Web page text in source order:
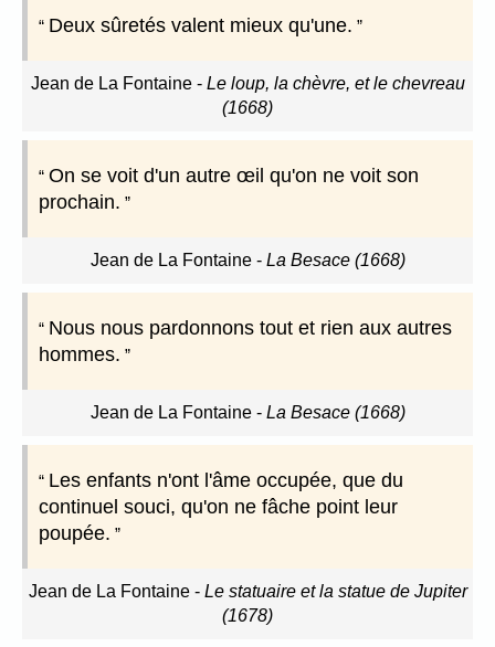
Deux sûretés valent mieux qu'une.
Jean de La Fontaine- Le loup, la chèvre, et le chevreau
(1668)
On se voit d'un autre œil qu'on ne voit son
prochain.
Jean de La Fontaine- La Besace (1668)
Nous nous pardonnons tout et rien aux autres
hommes.
Jean de La Fontaine- La Besace (1668)
Les enfants n'ont l'âme occupée, que du
continuel souci, qu'on ne fâche point leur
poupée.
Jean de La Fontaine- Le statuaire et la statue de Jupiter
(1678)